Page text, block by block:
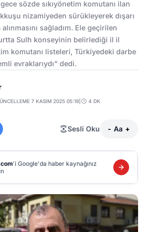
sözde sıkıyönetim komutanı ilan
nizamiyeden sürükleyerek dışarı
sağladım. Ele geçirilen
Sulh konseyinin belirlediği il il
komutanı listeleri, Türkiyedeki darbe
evraklarıydı" dedi.
7 KASIM 2025 05:18 4 DK
Sesli Oku - Aa +
'i Google'da haber kaynağınız